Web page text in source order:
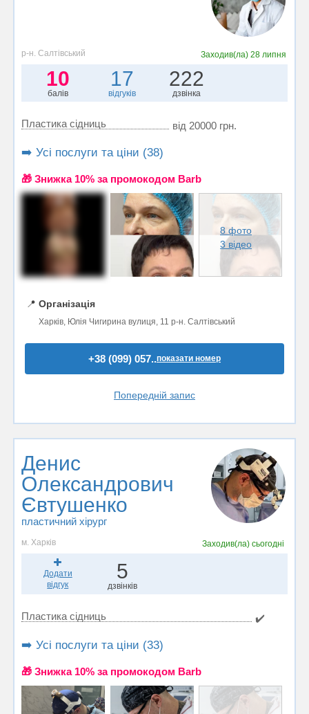
р-н. Салтівський Заходив(ла) 28 липня
10
балів
17
відгуків
222
дзвінка
Пластика сідниць від 20000 грн.
➡️ Усі послуги та ціни (38)
🎁 Знижка 10% за промокодом Barb
8 фото
3 відео
📍 Організація
Харків, Юлія Чигирина вулиця, 11 р-н. Салтівський
+38 (099) 057..показати номер
Попередній запис
Денис
Олександрович
Євтушенко
пластичний хірург
м. Харків Заходив(ла)сьогодні
Додати
відгук
5
дзвінків
Пластика сідниць ✔️
➡️ Усі послуги та ціни (33)
🎁 Знижка 10% за промокодом Barb